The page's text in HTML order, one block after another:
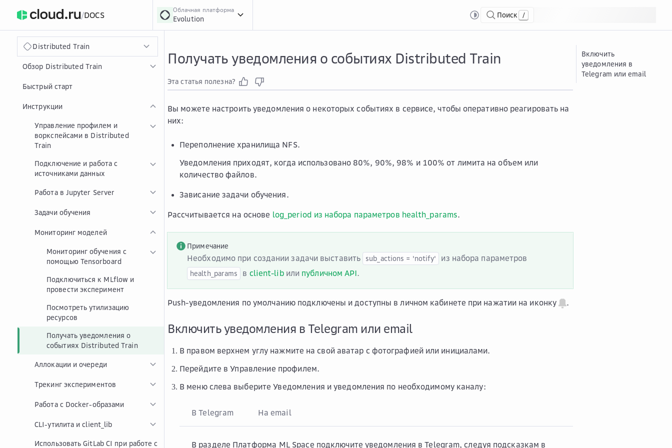
/DOCS
Облачная платформа
Evolution Поиск /
Distributed Train
Обзор Distributed Train
Быстрый старт
Инструкции
Управление профилем и
воркспейсами в Distributed
Train
Подключение и работа с
источниками данных
Работа в Jupyter Server
Задачи обучения
Мониторинг моделей
Мониторинг обучения с
помощью Tensorboard
Подключиться к MLflow и
провести эксперимент
Посмотреть утилизацию
ресурсов
Получать уведомления о
событиях Distributed Train
Аллокации и очереди
Трекинг экспериментов
Работа с Docker-образами
CLI-утилита и client_lib
Использовать GitLab CI при работе с
Получать уведомления о событиях Distributed Train
Эта статья полезна?
Вы можете настроить уведомления о некоторых событиях в сервисе, чтобы оперативно реагировать на
них:
Переполнение хранилища NFS.
Уведомления приходят, когда использовано 80%, 90%, 98% и 100% от лимита на объем или
количество файлов.
Зависание задачи обучения.
Рассчитывается на основе log_period из набора параметров health_params.
Примечание
Необходимо при создании задачи выставить sub_actions = 'notify' из набора параметров
health_params в client-libили публичном API.
Push-уведомления по умолчанию подключены и доступны в личном кабинете при нажатии на иконку .
Включить уведомления в Telegram или email
В правом верхнем углу нажмите на свой аватар с фотографией или инициалами.
Перейдите вУправление профилем.
В меню слева выберитеУведомления и уведомления по необходимому каналу:
В Telegram На email
В разделе Платформа ML Space подключите уведомления в Telegram, следуя подсказкам в
Включить
уведомления в
Telegram или email